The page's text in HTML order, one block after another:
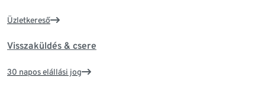
Üzletkereső
Visszaküldés & csere
30 napos elállási jog